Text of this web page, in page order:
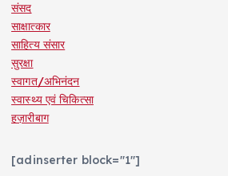
संसद
साक्षात्कार
साहित्य संसार
सुरक्षा
स्वागत/अभिनंदन
स्वास्थ्य एवं चिकित्सा
हज़ारीबाग
[adinserter block="1"]